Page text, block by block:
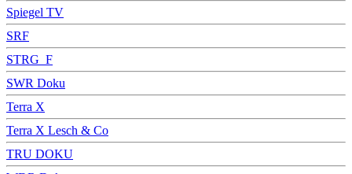
Spiegel TV
SRF
STRG_F
SWR Doku
Terra X
Terra X Lesch & Co
TRU DOKU